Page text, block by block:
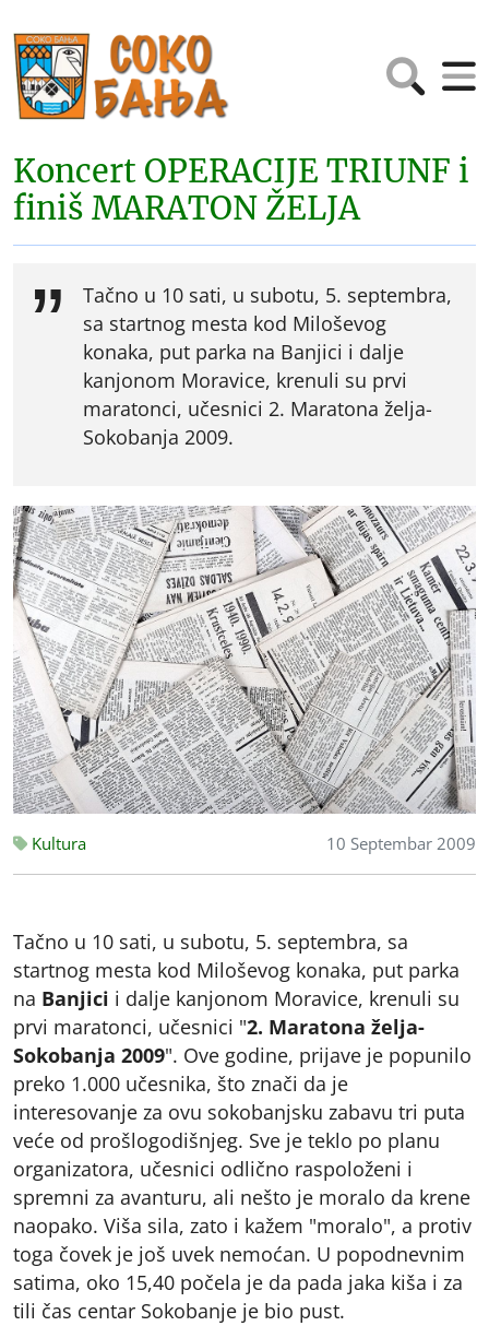
Koncert OPERACIJE TRIUNF i
finiš MARATON ŽELJA
Tačno u 10 sati, u subotu, 5. septembra,
sa startnog mesta kod Miloševog
konaka, put parka na Banjici i dalje
kanjonom Moravice, krenuli su prvi
maratonci, učesnici 2. Maratona želja-
Sokobanja 2009.
Kultura 10 Septembar 2009
Tačno u 10 sati, u subotu, 5. septembra, sa
startnog mesta kod Miloševog konaka, put parka
na Banjici i dalje kanjonom Moravice, krenuli su
prvi maratonci, učesnici "2. Maratona želja-
Sokobanja 2009". Ove godine, prijave je popunilo
preko 1.000 učesnika, što znači da je
interesovanje za ovu sokobanjsku zabavu tri puta
veće od prošlogodišnjeg. Sve je teklo po planu
organizatora, učesnici odlično raspoloženi i
spremni za avanturu, ali nešto je moralo da krene
naopako. Viša sila, zato i kažem "moralo", a protiv
toga čovek je još uvek nemoćan. U popodnevnim
satima, oko 15,40 počela je da pada jaka kiša i za
tili čas centar Sokobanje je bio pust.